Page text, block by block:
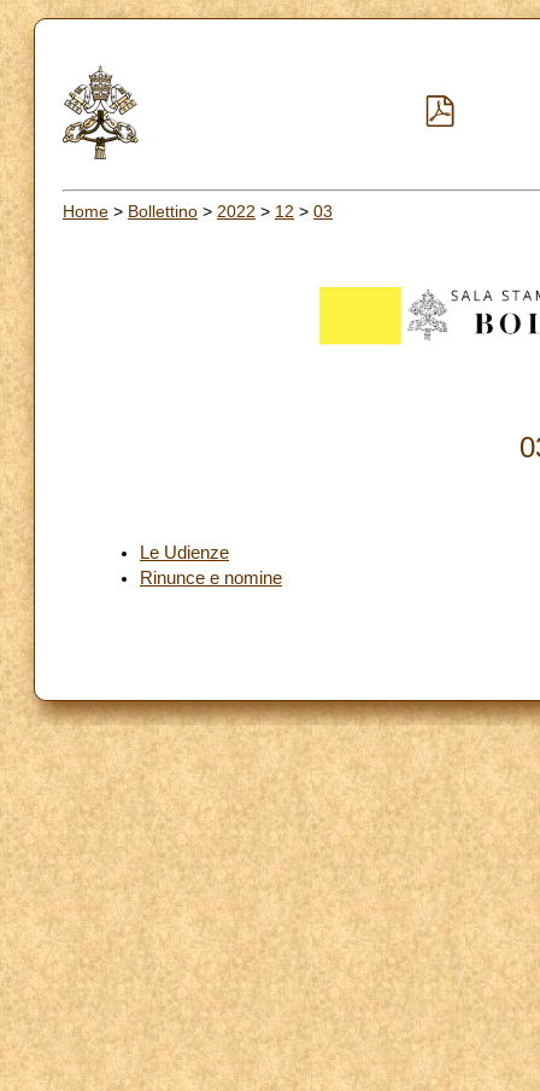
Home > Bollettino > 2022 > 12 > 03
Le Udienze
Rinunce e nomine